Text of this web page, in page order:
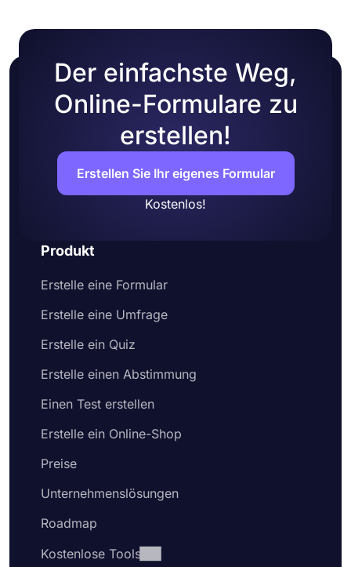
vorgefertigten Themen auswählen.
Der einfachste Weg,
Online-Formulare zu
erstellen!
Erstellen Sie Ihr eigenes Formular
Kostenlos!
Produkt
Erstelle eine Formular
Erstelle eine Umfrage
Erstelle ein Quiz
Erstelle einen Abstimmung
Einen Test erstellen
Erstelle ein Online-Shop
Preise
Unternehmenslösungen
Roadmap
Kostenlose Tools